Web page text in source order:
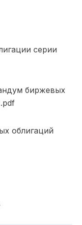
серии
биржевых
облигаций